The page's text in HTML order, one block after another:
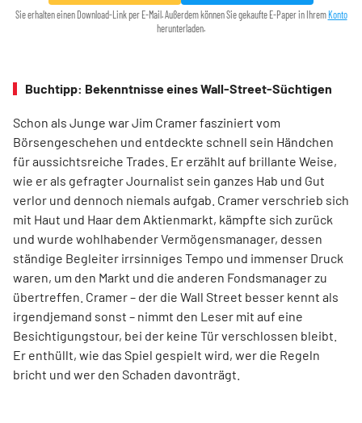
Sie erhalten einen Download-Link per E-Mail. Außerdem können Sie gekaufte E-Paper in Ihrem Konto
herunterladen.
Buchtipp: Bekenntnisse eines Wall-Street-Süchtigen
Schon als Junge war Jim Cramer fasziniert vom
Börsengeschehen und entdeckte schnell sein Händchen
für aussichtsreiche Trades. Er erzählt auf brillante Weise,
wie er als gefragter Journalist sein ganzes Hab und Gut
verlor und dennoch niemals aufgab. Cramer verschrieb sich
mit Haut und Haar dem Aktienmarkt, kämpfte sich zurück
und wurde wohlhabender Vermögensmanager, dessen
ständige Begleiter irrsinniges Tempo und immenser Druck
waren, um den Markt und die anderen Fondsmanager zu
übertreffen. Cramer – der die Wall Street besser kennt als
irgendjemand sonst – nimmt den Leser mit auf eine
Besichtigungstour, bei der keine Tür verschlossen bleibt.
Er enthüllt, wie das Spiel gespielt wird, wer die Regeln
bricht und wer den Schaden davonträgt.